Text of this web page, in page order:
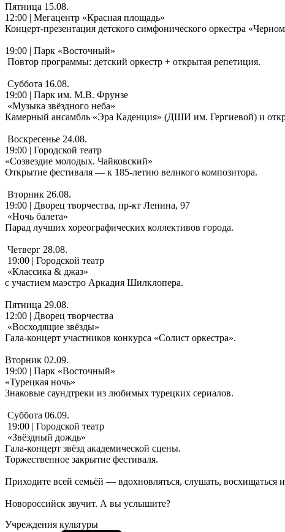
Пятница 15.08.
12:00 | Мегацентр «Красная площадь»
Концерт-презентация детского симфонического оркестра
19:00 | Парк «Восточный»
Повтор программы: детский оркестр + открытая репетиция.
Суббота 16.08.
19:00 | Парк им. М.В. Фрунзе
«Музыка звёздного неба»
Камерный ансамбль «Эра Каденция» (ДШИ им. Гергиевой) и
Воскресенье 24.08.
19:00 | Городской театр
«Созвездие молодых. Чайковский»
Открытие фестиваля — к 185-летию великого композитора.
Вторник 26.08.
19:00 | Дворец творчества, пр-кт Ленина, 97
«Ночь балета»
Парад лучших хореографических коллективов города.
Четверг 28.08.
19:00 | Городской театр
«Классика & джаз»
с участием маэстро Аркадия Шилклопера.
Пятница 29.08.
12:00 | Дворец творчества
«Восходящие звёзды»
Гала-концерт участников конкурса «Солист оркестра».
Вторник 02.09.
19:00 | Парк «Восточный»
«Турецкая ночь»
Знаковые саундтреки из любимых турецких сериалов.
Суббота 06.09.
19:00 | Городской театр
«Звёздный дождь»
Гала-концерт звёзд академической сцены.
Торжественное закрытие фестиваля.
Приходите всей семьёй — вдохновляться, слушать, восхищаться
Новороссийск звучит. А вы услышите?
Учреждения культуры